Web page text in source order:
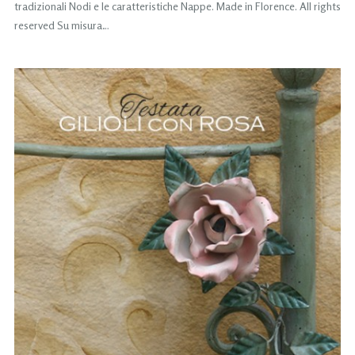
tradizionali Nodi e le caratteristiche Nappe. Made in Florence. All rights
reserved Su misura…